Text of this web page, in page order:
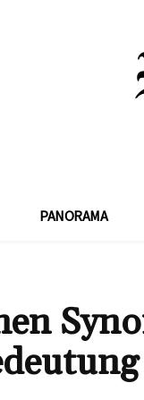
PANORAMA